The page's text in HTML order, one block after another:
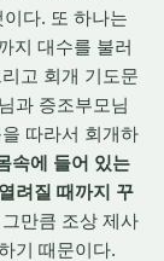
다. 또 하나는
지 대수를 불러
고 회개 기도문
과 증조부모님
따라서 회개하
속에 들어 있는
려질 때까지 꾸
만큼 조상 제사
기 때문이다.